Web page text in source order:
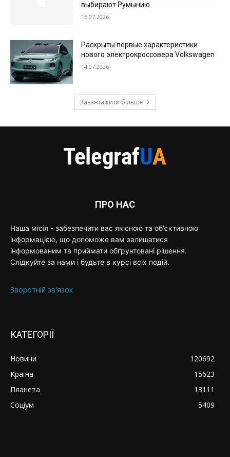
выбирают Румынию
15.07.2026
Раскрыты первые характеристики
нового электрокроссовера Volkswagen
14.07.2026
Завантажити більше
ПРО НАС
Наша місія - забезпечити вас якісною та об'єктивною
інформацією, що допоможе вам залишатися
інформованим та приймати обґрунтовані рішення.
Слідкуйте за нами і будьте в курсі всіх подій.
Зворотній зв'язок
КАТЕГОРІЇ
Новини
120692
Країна
15623
Планета
13111
Соціум
5409